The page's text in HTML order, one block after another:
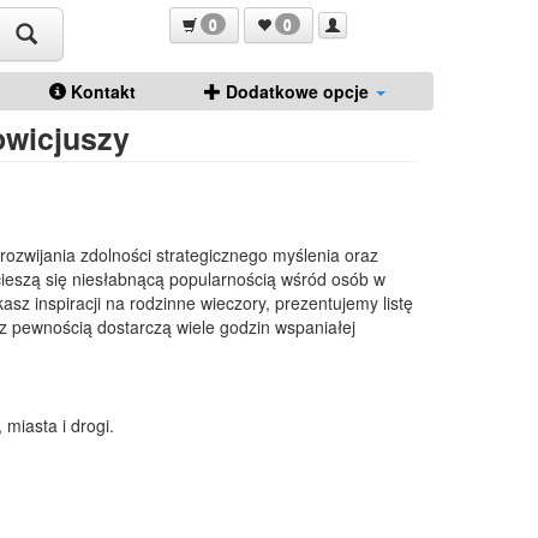
0 0
Kontakt Dodatkowe opcje
zdolności strategicznego myślenia oraz
się niesłabnącą popularnością wśród osób w
inspiracji na rodzinne wieczory, prezentujemy listę
dostarczą wiele godzin wspaniałej
miasta i drogi.